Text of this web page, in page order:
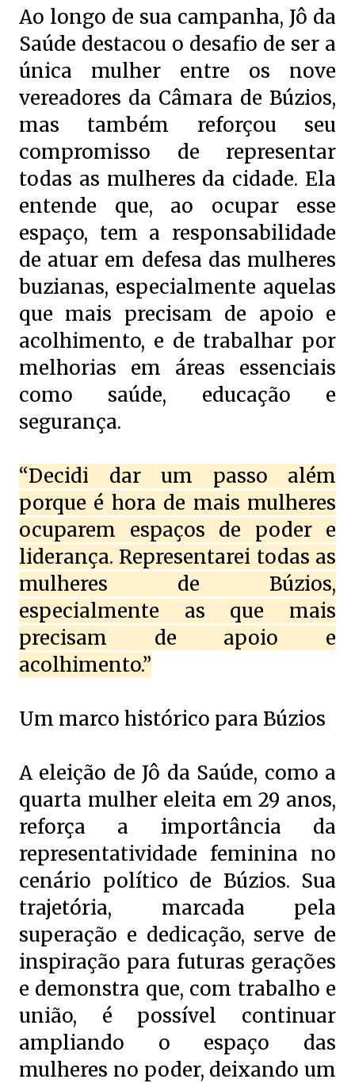
Ao longo de sua campanha, Jô da
Saúde destacou o desafio de ser a
única mulher entre os nove
vereadores da Câmara de Búzios,
mas também reforçou seu
compromisso de representar
todas as mulheres da cidade. Ela
entende que, ao ocupar esse
espaço, tem a responsabilidade
de atuar em defesa das mulheres
buzianas, especialmente aquelas
que mais precisam de apoio e
acolhimento, e de trabalhar por
melhorias em áreas essenciais
como saúde, educação e
segurança.
“Decidi dar um passo além
porque é hora de mais mulheres
ocuparem espaços de poder e
liderança. Representarei todas as
mulheres de Búzios,
especialmente as que mais
precisam de apoio e
acolhimento.”
Um marco histórico para Búzios
A eleição de Jô da Saúde, como a
quarta mulher eleita em 29 anos,
reforça a importância da
representatividade feminina no
cenário político de Búzios. Sua
trajetória, marcada pela
superação e dedicação, serve de
inspiração para futuras gerações
e demonstra que, com trabalho e
união, é possível continuar
ampliando o espaço das
mulheres no poder, deixando um